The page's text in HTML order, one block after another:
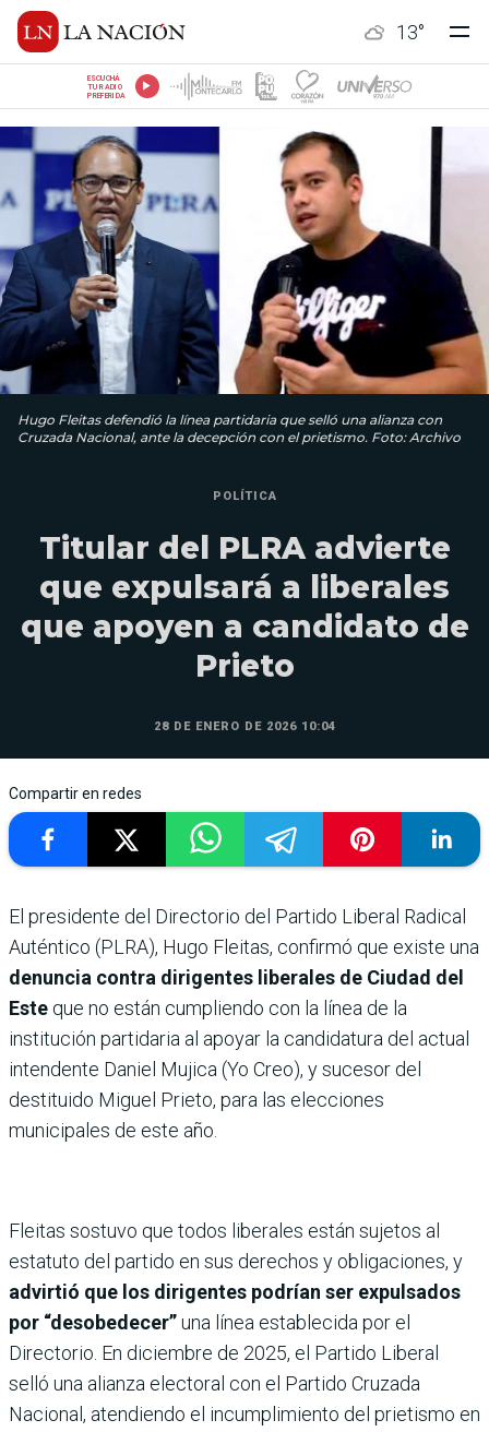
13°
ESCUCHÁ
TU RADIO
PREFERIDA
Hugo Fleitas defendió la línea partidaria que selló una alianza con
Cruzada Nacional, ante la decepción con el prietismo. Foto: Archivo
POLÍTICA
Titular del PLRA advierte
que expulsará a liberales
que apoyen a candidato de
Prieto
28 DE ENERO DE 2026 10:04
Compartir en redes
El presidente del Directorio del Partido Liberal Radical
Auténtico (PLRA), Hugo Fleitas, confirmó que existe una
denuncia contra dirigentes liberales de Ciudad del
Este que no están cumpliendo con la línea de la
institución partidaria al apoyar la candidatura del actual
intendente Daniel Mujica (Yo Creo), y sucesor del
destituido Miguel Prieto, para las elecciones
municipales de este año.
Fleitas sostuvo que todos liberales están sujetos al
estatuto del partido en sus derechos y obligaciones, y
advirtió que los dirigentes podrían ser expulsados
por “desobedecer”una línea establecida por el
Directorio. En diciembre de 2025, el Partido Liberal
selló una alianza electoral con el Partido Cruzada
Nacional, atendiendo el incumplimiento del prietismo en